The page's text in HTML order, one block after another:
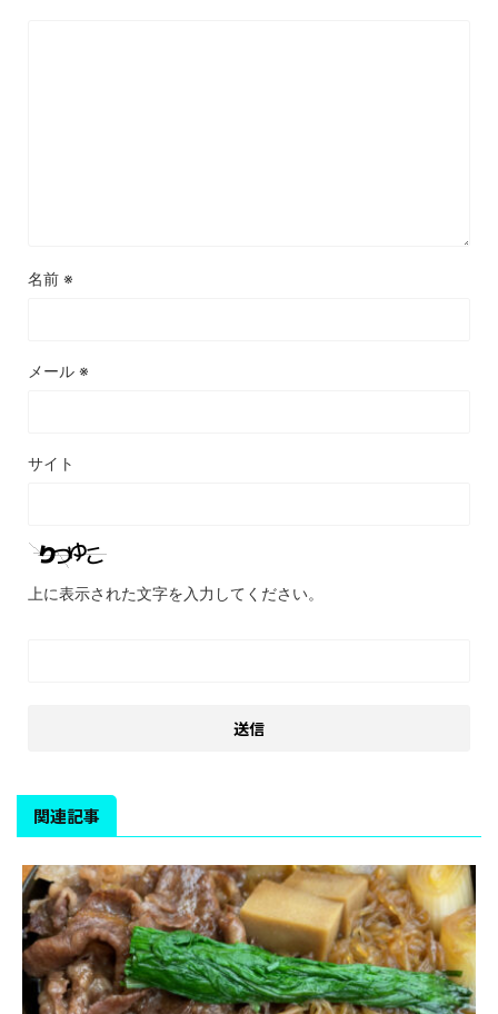
名前 ※
メール ※
サイト
上に表示された文字を入力してください。
関連記事